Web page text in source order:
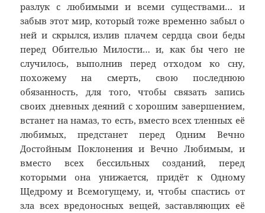
разлук с любимыми и всеми существами… и
забыв этот мир, который тоже временно забыл о
ней и скрылся, излив плачем сердца свои беды
перед Обителью Милости… и, как бы чего не
случилось, выполнив перед отходом ко сну,
похожему на смерть, свою последнюю
обязанность, для того, чтобы связать запись
своих дневных деяний с хорошим завершением,
встанет на намаз, то есть, вместо всех тленных её
любимых, предстанет перед Одним Вечно
Достойным Поклонения и Вечно Любимым, и
вместо всех бессильных созданий, перед
которыми она унижается, придёт к Одному
Щедрому и Всемогущему, и, чтобы спастись от
зла всех вредоносных вещей, заставляющих её